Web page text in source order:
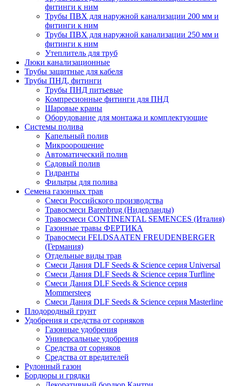
фитинги к ним
Трубы ПВХ для наружной канализации 200 мм и
фитинги к ним
Трубы ПВХ для наружной канализации 250 мм и
фитинги к ним
Утеплитель для труб
Люки канализационные
Трубы защитные для кабеля
Трубы ПНД, фитинги
Трубы ПНД питьевые
Компресионные фитинги для ПНД
Шаровые краны
Оборудование для монтажа и комплектующие
Системы полива
Капельный полив
Микроорошение
Автоматический полив
Садовый полив
Гидранты
Фильтры для полива
Семена газонных трав
Смеси Российского производства
Травосмеси Barenbrug (Нидерланды)
Травосмеси CONTINENTAL SEMENCES (Италия)
Газонные травы ФЕРТИКА
Травосмеси FELDSAATEN FREUDENBERGER
(Германия)
Отдельные виды трав
Смеси Дания DLF Seeds & Sciеnce серия Universal
Смеси Дания DLF Seeds & Sciеnce серия Turfline
Смеси Дания DLF Seeds & Sciеnce серия
Mommersteeg
Смеси Дания DLF Seeds & Sciеnce серия Masterline
Плодородный грунт
Удобрения и средства от сорняков
Газонные удобрения
Универсальные удобрения
Средства от сорняков
Средства от вредителей
Рулонный газон
Бордюры и грядки